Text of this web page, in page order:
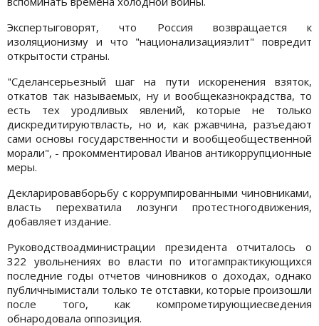
Экспертыговорят, что Россия возвращается к
изоляционизму и что "национализацияэлит" повредит
открытости страны.
"Сделансерьезный шаг на пути искоренения взяток,
откатов так называемых, ну и вообщеказнокрадства, то
есть тех уродливых явлений, которые не только
дискредитируютвласть, но и, как ржавчина, разъедают
сами основы государственности и вообщеобщественной
морали", - прокомментировал Иванов антикоррупционные
меры.
Декларировавборьбу с коррумпированными чиновниками,
власть перехватила лозунги протестногодвижения,
добавляет издание.
Руководствоадминистрации президента отчиталось о
322 увольнениях во власти по итогампрактикующихся
последние годы отчетов чиновников о доходах, однако
публичнымистали только те отставки, которые произошли
после того, как компрометирующиесведения
обнародовала оппозиция.